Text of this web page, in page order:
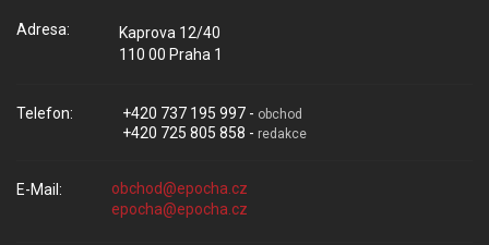
Adresa:
Kaprova 12/40
110 00 Praha 1
Telefon: +420 737 195 997 - obchod
+420 725 805 858 - redakce
E-Mail: